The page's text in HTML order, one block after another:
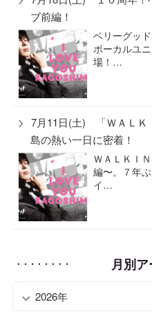
ブ前編！
ベリーグッ
ボーカルユ
場！…
7月11日(土) 「ＷＡＬＫ
島の熱い一日に密着！
ＷＡＬＫＩ
編〜。７年
イ…
月別
2026年